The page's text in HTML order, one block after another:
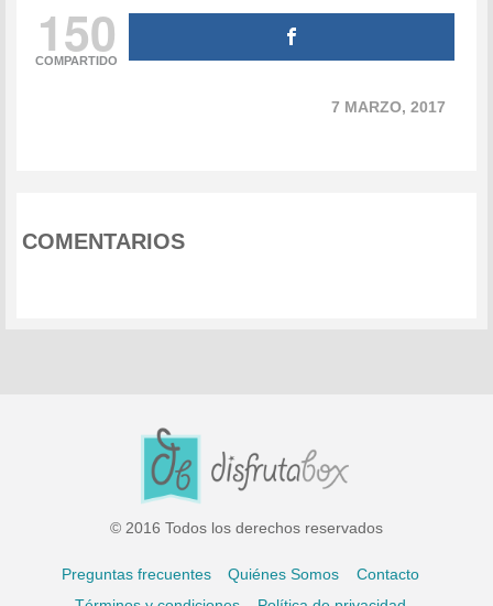
150
COMPARTIDO
7 MARZO, 2017
COMENTARIOS
© 2016 Todos los derechos reservados
Preguntas frecuentes Quiénes Somos
Contacto